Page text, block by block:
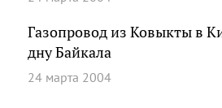
Газопровод из Ковыкты в
дну Байкала
24 марта 2004